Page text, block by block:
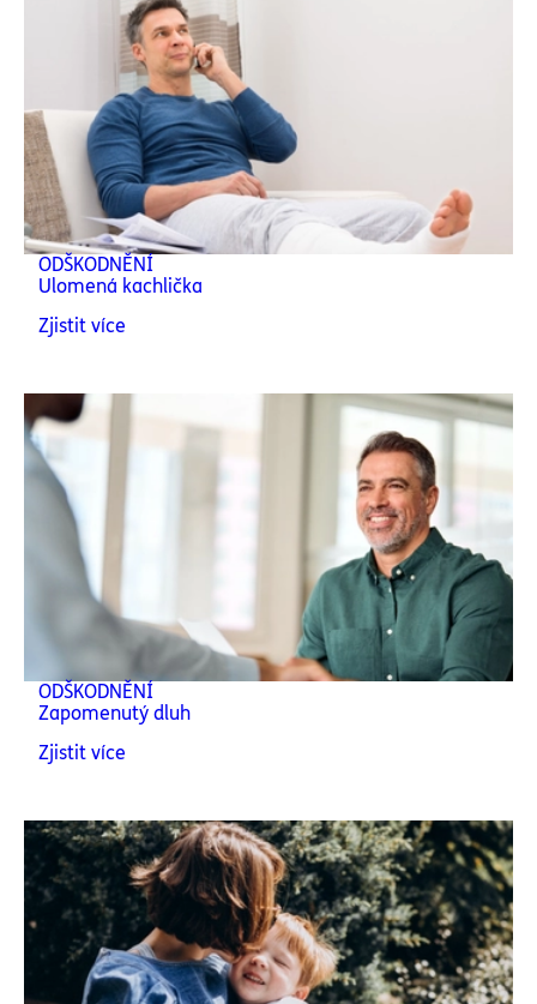
ODŠKODNĚNÍ
Ulomená kachlička
Zjistit více
ODŠKODNĚNÍ
Zapomenutý dluh
Zjistit více